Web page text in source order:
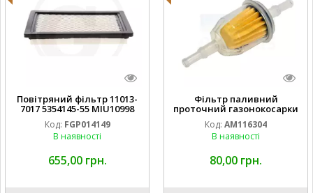
Повітряний фільтр 11013-
7017 5354145-55 MIU10998
FGP014149
Код: FGP014149
В наявності
655,00 грн.
Фільтр паливний
проточний газонокосарки
JOHN DEERE AM116304
GY20709
Код: AM116304
В наявності
80,00 грн.